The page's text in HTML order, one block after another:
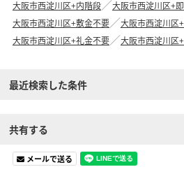
大阪市西淀川区+内階段
大阪市西淀川区+
大阪市西淀川区+敷金不要
大阪市西淀川区
大阪市西淀川区+礼金不要
大阪市西淀川区
最近検索した条件
共有する
メールで送る